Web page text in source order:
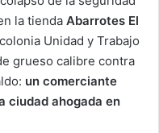
la tienda Abarrotes El
Unidad y Trabajo
grueso calibre contra
un comerciante
ciudad ahogada en